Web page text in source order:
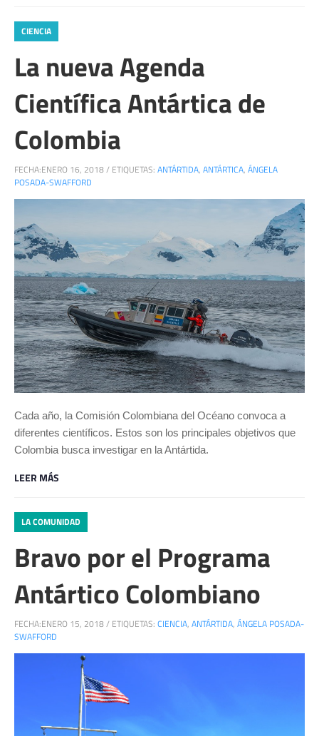
CIENCIA
La nueva Agenda
Científica Antártica de
Colombia
FECHA:ENERO 16, 2018/ ETIQUETAS: ANTÁRTIDA, ANTÁRTICA, ÁNGELA
POSADA-SWAFFORD
Cada año, la Comisión Colombiana del Océano convoca a
diferentes científicos. Estos son los principales objetivos que
Colombia busca investigar en la Antártida.
LEER MÁS
LA COMUNIDAD
Bravo por el Programa
Antártico Colombiano
FECHA:ENERO 15, 2018/ ETIQUETAS: CIENCIA, ANTÁRTIDA, ÁNGELA POSADA-
SWAFFORD